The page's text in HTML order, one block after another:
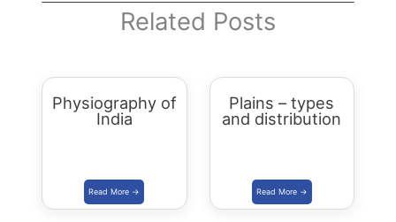
Related Posts
Physiography of
India
Plains – types
and distribution